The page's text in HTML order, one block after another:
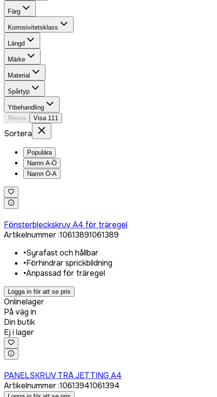
Färg
Korrosivitetsklass
Längd
Märke
Material
Spårtyp
Ytbehandling
Rensa
Visa 111
Sortera
Populära
Namn A-Ö
Namn Ö-A
Fönsterbleckskruv A4 för träregel
Artikelnummer:10613891061389
•Syrafast och hållbar
•Förhindrar sprickbildning
•Anpassad för träregel
Logga in för att se pris
Onlinelager
På väg in
Din butik
Ej i lager
PANELSKRUV TRÄ JETTING A4
Artikelnummer:10613941061394